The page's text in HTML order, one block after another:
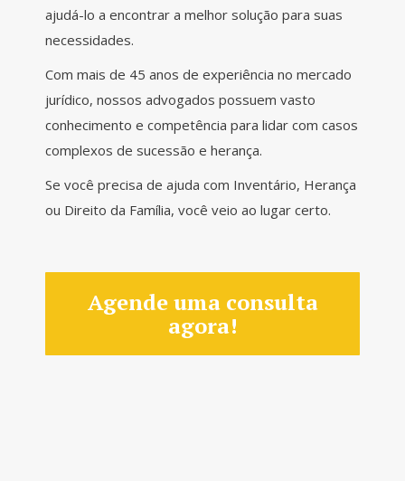
ajudá-lo a encontrar a melhor solução para suas
necessidades.
Com mais de 45 anos de experiência no mercado
jurídico, nossos advogados possuem vasto
conhecimento e competência para lidar com casos
complexos de sucessão e herança.
Se você precisa de ajuda com Inventário, Herança
ou Direito da Família, você veio ao lugar certo.
Agende uma consulta
agora!